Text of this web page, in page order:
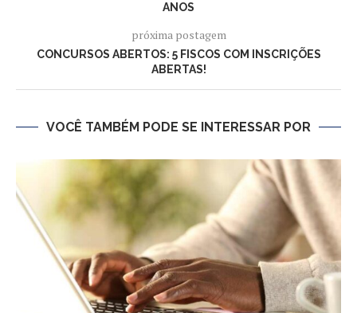
ANOS
próxima postagem
CONCURSOS ABERTOS: 5 FISCOS COM INSCRIÇÕES
ABERTAS!
VOCÊ TAMBÉM PODE SE INTERESSAR POR